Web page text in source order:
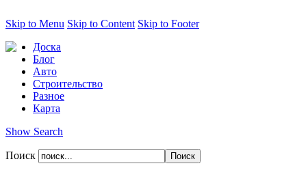
Skip to Menu Skip to Content Skip to Footer
Доска
Блог
Авто
Строительство
Разное
Карта
Show Search
Поиск